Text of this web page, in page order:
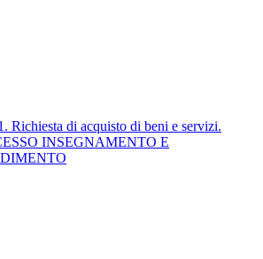
Richiesta di acquisto di beni e servizi.
INSEGNAMENTO E